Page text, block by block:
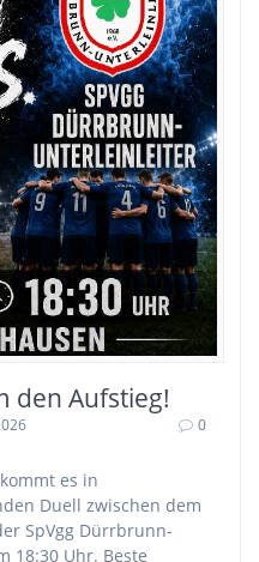
den Aufstieg!
0
es in
Duell zwischen dem
SpVgg Dürrbrunn-
18:30 Uhr. Beste